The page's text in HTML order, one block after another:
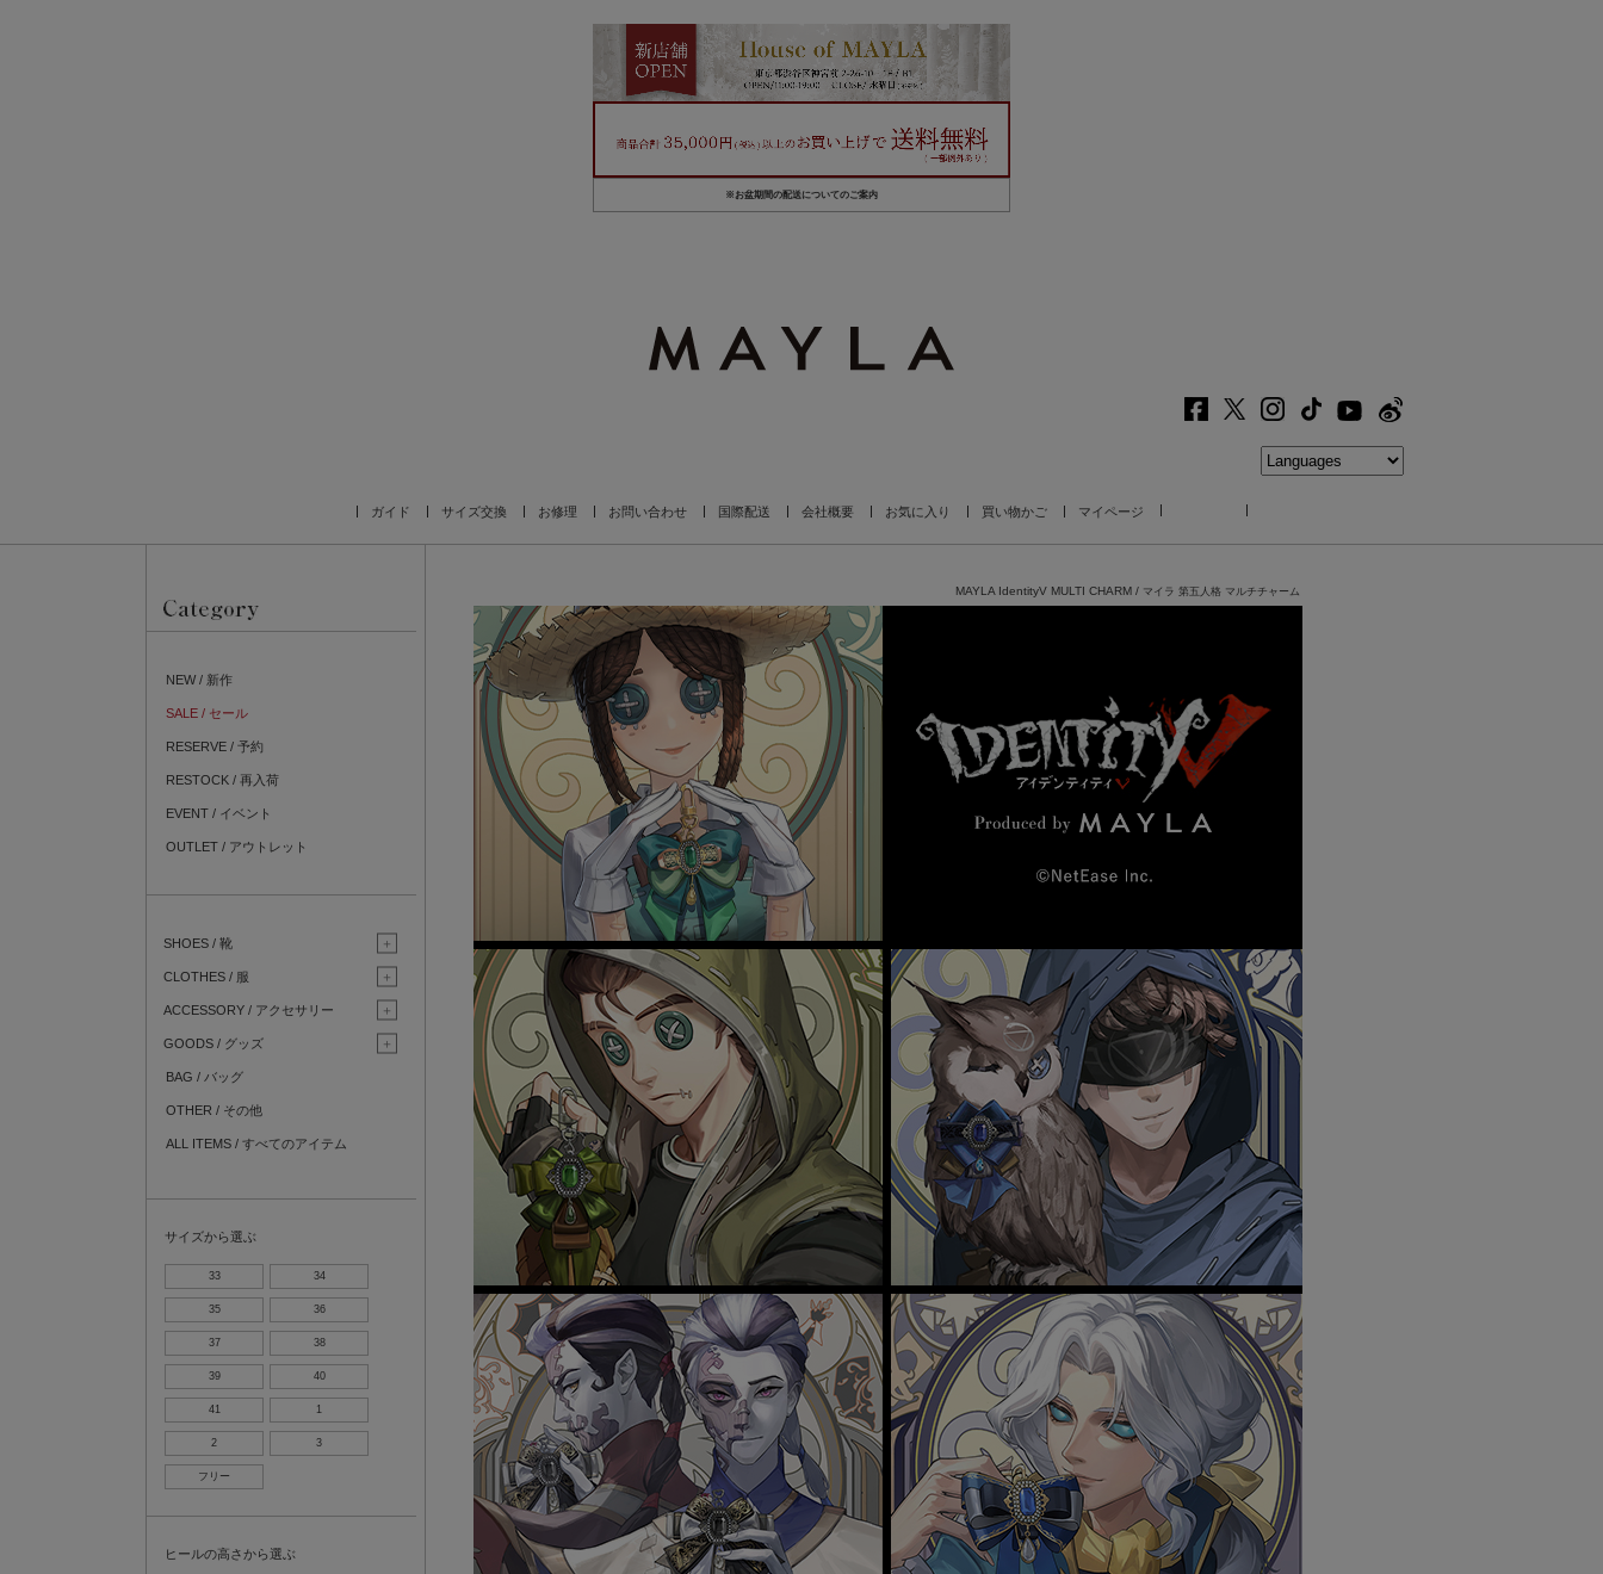
※お盆期間の配送についてのご案内
ガイド サイズ交換 お修理 お問い合わせ 国際配送 会社概要 お気に入り 買い物かご マイページ
NEW / 新作
SALE / セール
RESERVE / 予約
RESTOCK / 再入荷
EVENT / イベント
OUTLET / アウトレット
SHOES / 靴
CLOTHES / 服
ACCESSORY / アクセサリー
GOODS / グッズ
BAG / バッグ
OTHER / その他
ALL ITEMS / すべてのアイテム
サイズから選ぶ
33 34
35 36
37 38
39 40
41 1
2 3
フリー
ヒールの高さから選ぶ
MAYLA IdentityV MULTI CHARM / マイラ 第五人格 マルチチャーム